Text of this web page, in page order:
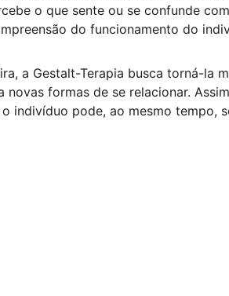
o que sente ou se confunde
do funcionamento do
a Gestalt-Terapia busca torná-la
novas formas de se relacionar.
indivíduo pode, ao mesmo tempo,